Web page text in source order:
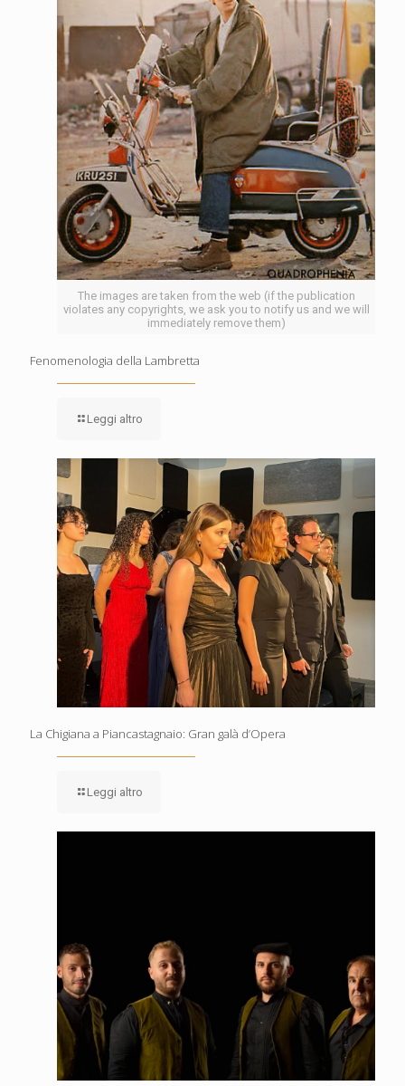
The images are taken from the web (if the publication
violates any copyrights, we ask you to notify us and we will
immediately remove them)
Fenomenologia della Lambretta
Leggi altro
La Chigiana a Piancastagnaio: Gran galà d’Opera
Leggi altro